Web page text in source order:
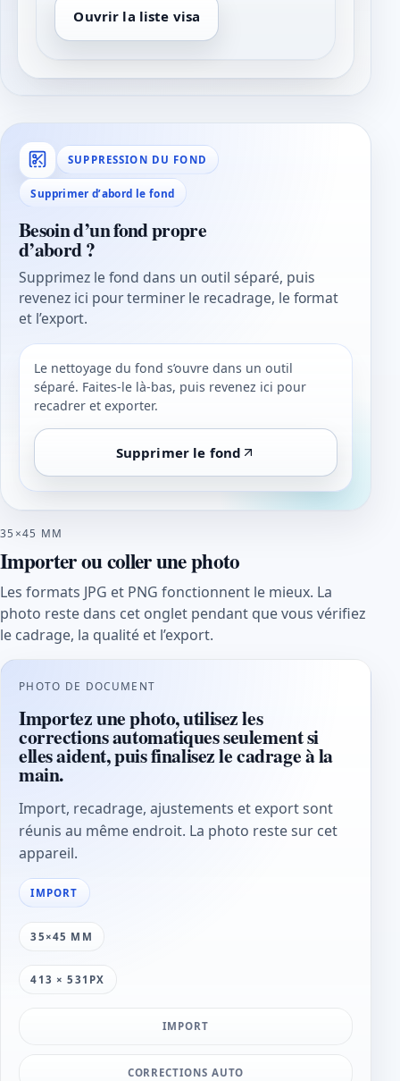
Ouvrir la liste visa
SUPPRESSION DU FOND
Supprimer d’abord le fond
Besoin d’un fond propre
d’abord ?
Supprimez le fond dans un outil séparé, puis
revenez ici pour terminer le recadrage, le format
et l’export.
Le nettoyage du fond s’ouvre dans un outil
séparé. Faites-le là-bas, puis revenez ici pour
recadrer et exporter.
Supprimer le fond
35×45 MM
Importer ou coller une photo
Les formats JPG et PNG fonctionnent le mieux. La
photo reste dans cet onglet pendant que vous vérifiez
le cadrage, la qualité et l’export.
PHOTO DE DOCUMENT
Importez une photo, utilisez les
corrections automatiques seulement si
elles aident, puis finalisez le cadrage à la
main.
Import, recadrage, ajustements et export sont
réunis au même endroit. La photo reste sur cet
appareil.
IMPORT
35×45 MM
413 × 531PX
IMPORT
CORRECTIONS AUTO